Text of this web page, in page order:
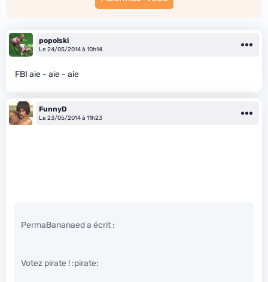
popolski
Le 24/05/2014 à 10h14
FBI aie - aie - aie
FunnyD
Le 23/05/2014 à 11h23
PermaBananaed a écrit :
Votez pirate ! :pirate: